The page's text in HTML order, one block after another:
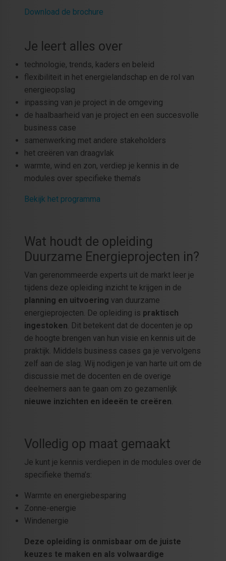
Download de brochure
Je leert alles over
technologie, trends, kaders en beleid
flexibiliteit in het energielandschap en de rol van
energieopslag
inpassing van je project in de omgeving
de haalbaarheid van je project en een succesvolle
business case
samenwerking met andere stakeholders
het creëren van draagvlak
warmte, wind en zon, verdiep je kennis in de
modules over specifieke thema’s
Bekijk het programma
Wat houdt de opleiding
Duurzame Energieprojecten in?
Van gerenommeerde experts uit de markt leer je
tijdens deze opleiding inzicht te krijgen in de
planning en uitvoering van duurzame
energieprojecten. De opleiding is praktisch
ingestoken . Dit betekent dat de docenten je op
de hoogte brengen van hun visie en kennis uit de
praktijk. Middels business cases ga je vervolgens
zelf aan de slag. Wij nodigen je van harte uit om de
discussie met de docenten en de overige
deelnemers aan te gaan om zo gezamenlijk
nieuwe inzichten en ideeën te creëren
Volledig op maat gemaakt
Je kunt je kennis verdiepen in de modules over de
specifieke thema’s:
Warmte en energiebesparing
Zonne-energie
Windenergie
Deze opleiding is onmisbaar om de juiste
keuzes te maken en als volwaardige